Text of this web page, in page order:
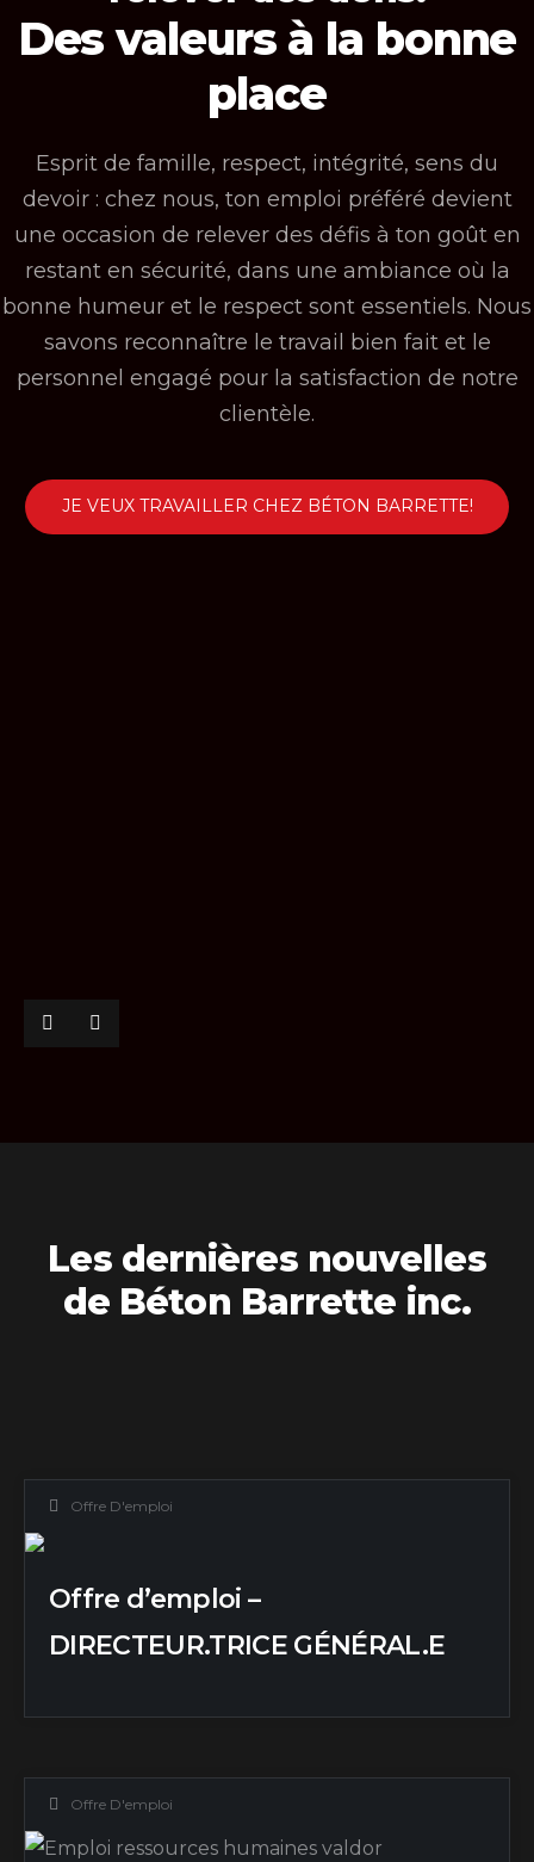
Des valeurs à la bonne
place
Esprit de famille, respect, intégrité, sens du
devoir : chez nous, ton emploi préféré devient
une occasion de relever des défis à ton goût en
restant en sécurité, dans une ambiance où la
bonne humeur et le respect sont essentiels. Nous
savons reconnaître le travail bien fait et le
personnel engagé pour la satisfaction de notre
clientèle.
JE VEUX TRAVAILLER CHEZ BÉTON BARRETTE!
Les dernières nouvelles
de Béton Barrette inc.
Offre D'emploi
Offre d’emploi –
DIRECTEUR.TRICE GÉNÉRAL.E
Offre D'emploi
ACCUEIL
L’ENTREPRISE
SERVICES
BÉTON
CALCULATEUR DE BÉTON
CONCASSAGE
OPÉRATIONS LOCALES
NOUVELLES
CONTACT